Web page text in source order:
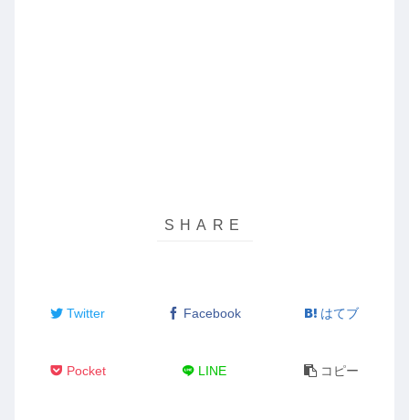
Twitter Facebook はてブ
Pocket LINE コピー